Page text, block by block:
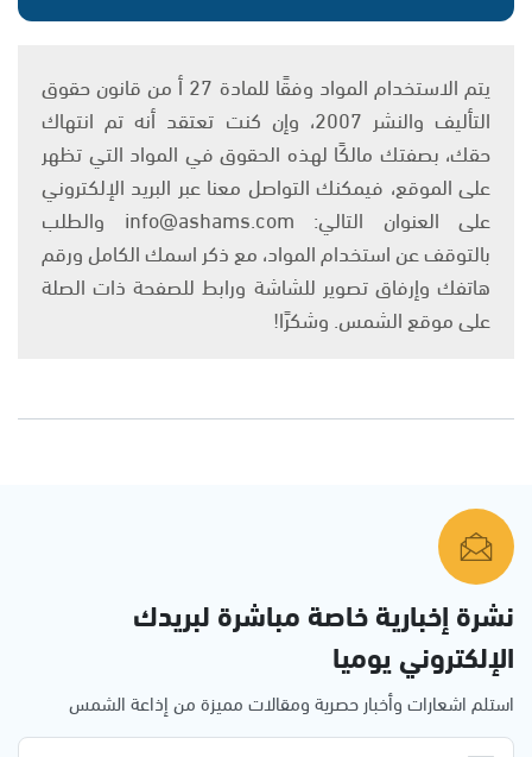
يتم الاستخدام المواد وفقًا للمادة 27 أ من قانون حقوق
التأليف والنشر 2007، وإن كنت تعتقد أنه تم انتهاك
حقك، بصفتك مالكًا لهذه الحقوق في المواد التي تظهر
على الموقع، فيمكنك التواصل معنا عبر البريد الإلكتروني
على العنوان التالي: info@ashams.com والطلب
بالتوقف عن استخدام المواد، مع ذكر اسمك الكامل ورقم
هاتفك وإرفاق تصوير للشاشة ورابط للصفحة ذات الصلة
على موقع الشمس. وشكرًا!
نشرة إخبارية خاصة مباشرة لبريدك
الإلكتروني يوميا
استلم اشعارات وأخبار حصرية ومقالات مميزة من إذاعة الشمس